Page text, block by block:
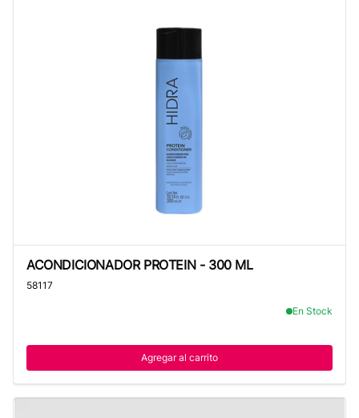
ACONDICIONADOR PROTEIN - 300 ML
58117
En Stock
Agregar al carrito